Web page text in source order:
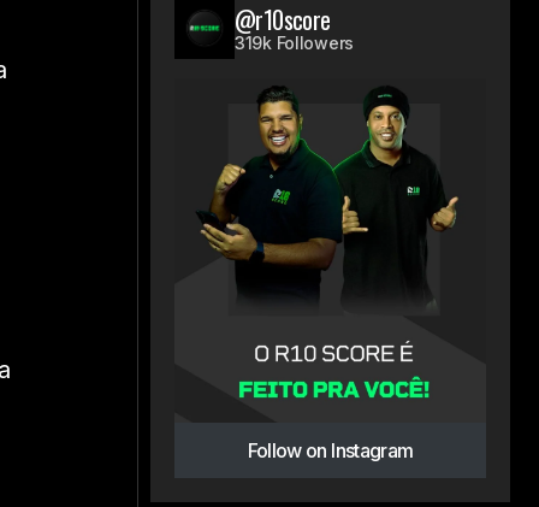
@r10score
319k Followers
Follow on Instagram